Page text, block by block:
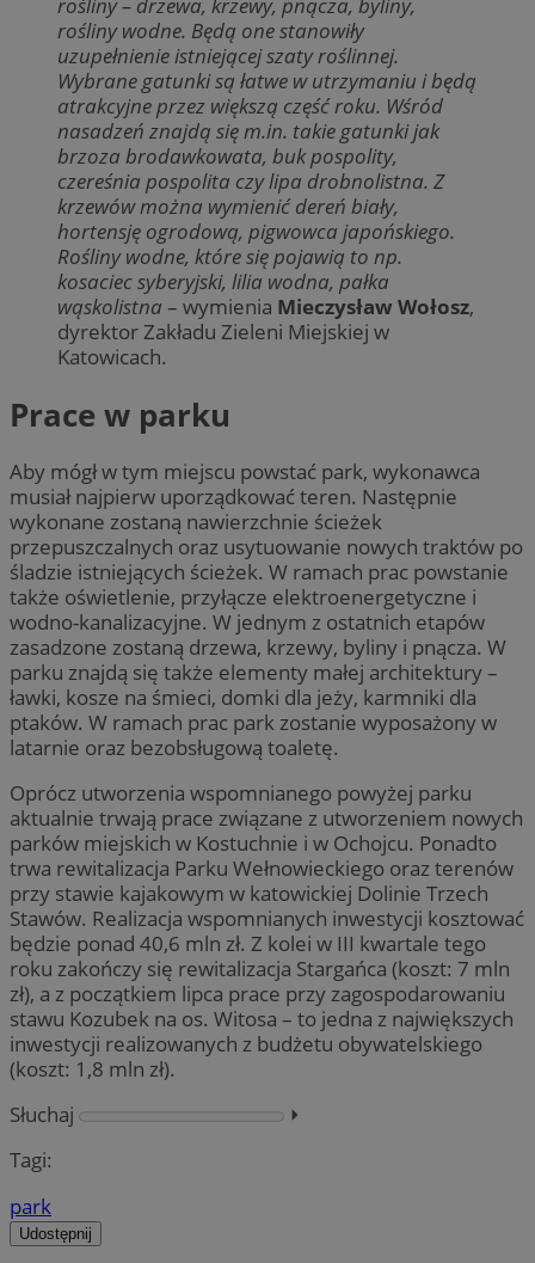
rośliny – drzewa, krzewy, pnącza, byliny,
rośliny wodne. Będą one stanowiły
uzupełnienie istniejącej szaty roślinnej.
Wybrane gatunki są łatwe w utrzymaniu i będą
atrakcyjne przez większą część roku. Wśród
nasadzeń znajdą się m.in. takie gatunki jak
brzoza brodawkowata, buk pospolity,
czereśnia pospolita czy lipa drobnolistna. Z
krzewów można wymienić dereń biały,
hortensję ogrodową, pigwowca japońskiego.
Rośliny wodne, które się pojawią to np.
kosaciec syberyjski, lilia wodna, pałka
wąskolistna – wymienia Mieczysław Wołosz,
dyrektor Zakładu Zieleni Miejskiej w
Katowicach.
Prace w parku
Aby mógł w tym miejscu powstać park, wykonawca
musiał najpierw uporządkować teren. Następnie
wykonane zostaną nawierzchnie ścieżek
przepuszczalnych oraz usytuowanie nowych traktów po
śladzie istniejących ścieżek. W ramach prac powstanie
także oświetlenie, przyłącze elektroenergetyczne i
wodno-kanalizacyjne. W jednym z ostatnich etapów
zasadzone zostaną drzewa, krzewy, byliny i pnącza. W
parku znajdą się także elementy małej architektury –
ławki, kosze na śmieci, domki dla jeży, karmniki dla
ptaków. W ramach prac park zostanie wyposażony w
latarnie oraz bezobsługową toaletę.
Oprócz utworzenia wspomnianego powyżej parku
aktualnie trwają prace związane z utworzeniem nowych
parków miejskich w Kostuchnie i w Ochojcu. Ponadto
trwa rewitalizacja Parku Wełnowieckiego oraz terenów
przy stawie kajakowym w katowickiej Dolinie Trzech
Stawów. Realizacja wspomnianych inwestycji kosztować
będzie ponad 40,6 mln zł. Z kolei w III kwartale tego
roku zakończy się rewitalizacja Stargańca (koszt: 7 mln
zł), a z początkiem lipca prace przy zagospodarowaniu
stawu Kozubek na os. Witosa – to jedna z największych
inwestycji realizowanych z budżetu obywatelskiego
(koszt: 1,8 mln zł).
Słuchaj
⏵︎
Tagi:
park
Udostępnij